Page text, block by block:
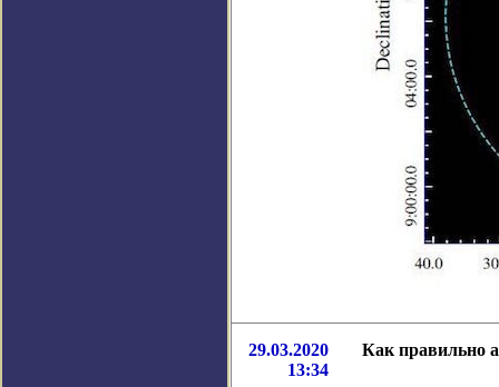
29.03.2020
13:34
Как правильно